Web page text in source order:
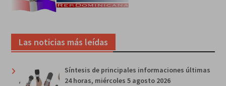
Las noticias más leídas
Síntesis de principales informaciones últimas
24 horas, miércoles 5 agosto 2026